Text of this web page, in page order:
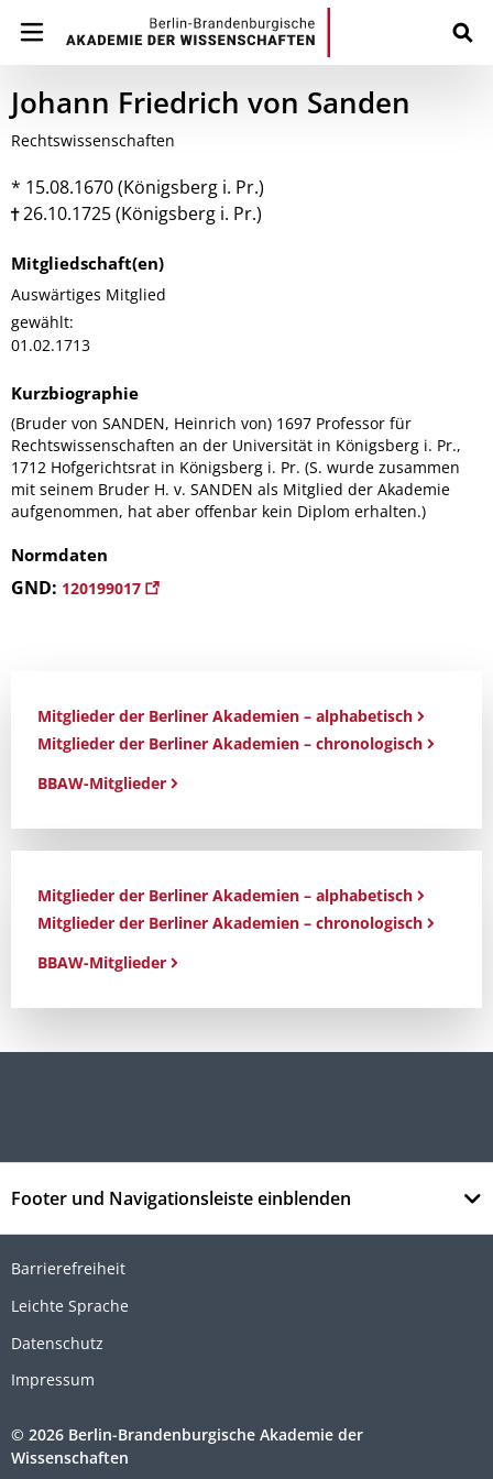
Johann Friedrich von Sanden
Rechtswissenschaften
* 15.08.1670 (Königsberg i. Pr.)
26.10.1725 (Königsberg i. Pr.)
Mitgliedschaft(en)
Auswärtiges Mitglied
gewählt:
01.02.1713
Kurzbiographie
(Bruder von SANDEN, Heinrich von) 1697 Professor für
Rechtswissenschaften an der Universität in Königsberg i. Pr.,
1712 Hofgerichtsrat in Königsberg i. Pr. (S. wurde zusammen
mit seinem Bruder H. v. SANDEN als Mitglied der Akademie
aufgenommen, hat aber offenbar kein Diplom erhalten.)
Normdaten
GND: 120199017
Mitglieder der Berliner Akademien – alphabetisch
Mitglieder der Berliner Akademien – chronologisch
BBAW-Mitglieder
Mitglieder der Berliner Akademien – alphabetisch
Mitglieder der Berliner Akademien – chronologisch
BBAW-Mitglieder
Footer und Navigationsleiste einblenden
Barrierefreiheit
Leichte Sprache
Datenschutz
Impressum
© 2026 Berlin-Brandenburgische Akademie der
Wissenschaften